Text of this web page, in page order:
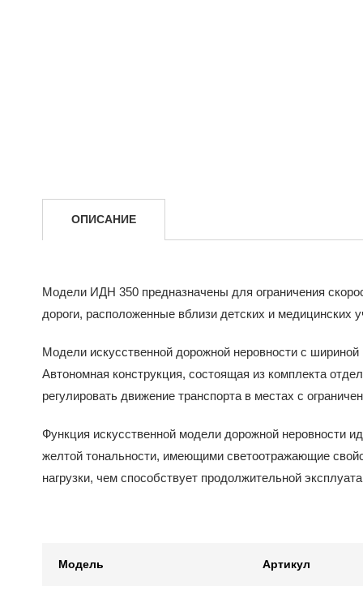
ОПИСАНИЕ
Модели ИДН 350 предназначены для ограничения
дороги, расположенные вблизи детских и медицинских
Модели искусственной дорожной неровности с
Автономная конструкция, состоящая из комплекта
регулировать движение транспорта в местах с
Функция искусственной модели дорожной неровности
желтой тональности, имеющими светоотражающие
нагрузки, чем способствует продолжительной
Модель Артикул